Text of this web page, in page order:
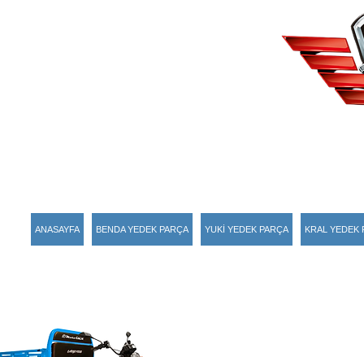
ANASAYFA BENDA YEDEK PARÇA YUKİ YEDEK PARÇA KRAL YEDEK